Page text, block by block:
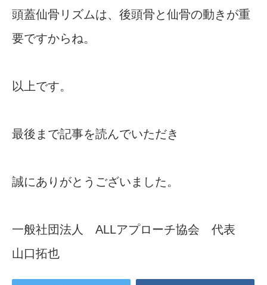
頭蓋仙骨リズムは、後頭骨と仙骨の動きが重
要ですからね。
以上です。
最後まで記事を読んでいただき
誠にありがとうございました。
一般社団法人 ALLアプローチ協会 代表
山口拓也